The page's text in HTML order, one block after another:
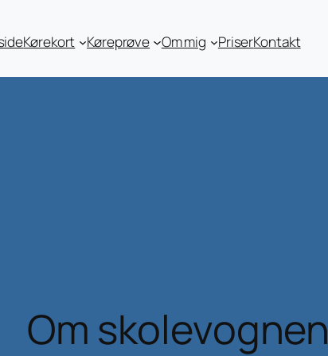
Kørekort Køreprøve Om mig PriserKontakt
Om skolevognen